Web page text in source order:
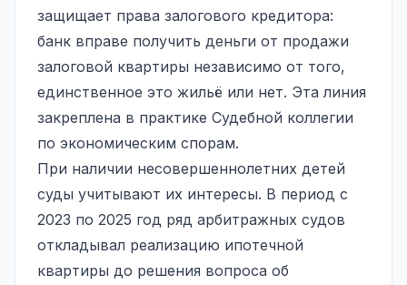
защищает права залогового кредитора:
банк вправе получить деньги от продажи
залоговой квартиры независимо от того,
единственное это жильё или нет. Эта линия
закреплена в практике Судебной коллегии
по экономическим спорам.
При наличии несовершеннолетних детей
суды учитывают их интересы. В период с
2023 по 2025 год ряд арбитражных судов
откладывал реализацию ипотечной
квартиры до решения вопроса об